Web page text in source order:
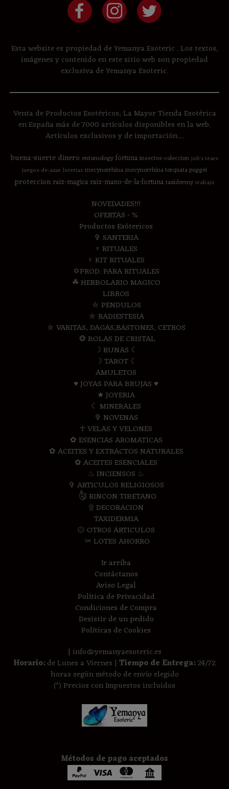
Esta website es propiedad de Yemanya Esoteric . Los textos,
imágenes y contenido en este sitio web son propiedad
exclusiva de Yemanya Esoteric.
Venta de Productos Esotéricos, La Mayor Tienda Esotérica
en España más de 7000 artículos disponibles en la web.
Artículos exclusivos y de importación....
buena-suertedinero entomologyfortunainsectos-coleccion job's tears
juegos-de-azar loterias mecynorrhinamecynorrhina torquata poggei
proteccion raiz-magica raiz-mano-de-la-fortunataxidermy trabajo
NOVEDADES!!!
OFERTAS - %
Productos Esótericos
✞ SANTERIA
♆ RITUALES
♆ KIT RITUALES
✡PROD. PARA RITUALES
☘ HERBOLARIO MAGICO
LIBROS
⛤ PENDULOS
⛤ RADIESTESIA
⛤ VARITAS, DAGAS,BASTONES, CETROS
❂ BOLAS DE CRISTAL
☽ RUNAS ☾
☽ TAROT ☾
AMULETOS
♥ JOYAS PARA BRUJAS ♥
★ JOYERIA
☾ MINERALES
✞ NOVENAS
☥ VELAS Y VELONES
✿ ESENCIAS AROMATICAS
✿ ACEITES Y EXTRACTOS NATURALES
✿ ACEITES ESENCIALES
♨ INCIENSOS ♨
✞ ARTICULOS RELIGIOSOS
༃ RINCON TIBETANO
۩ DECORACION
TAXIDERMIA
۞ OTROS ARTICULOS
✂ LOTES AHORRO
Ir arriba
Contáctanos
Aviso Legal
Política de Privacidad
Condiciones de Compra
Desistir de un pedido
Políticas de Cookies
| info@yemanyaesoteric.es
Horario:de Lunes a Viernes | Tiempo de Entrega:24/72
horas según método de envío elegido
(*) Precios con Impuestos incluidos
Métodos de pago aceptados